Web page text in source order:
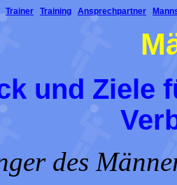
Trainer Training Ansprechpartner
und Ziele
des